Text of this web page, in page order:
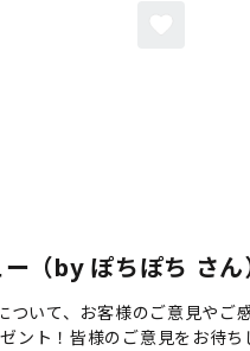
（by ぽちぽち さん
いて、お客様のご意見やご
ント！皆様のご意見をお待ち